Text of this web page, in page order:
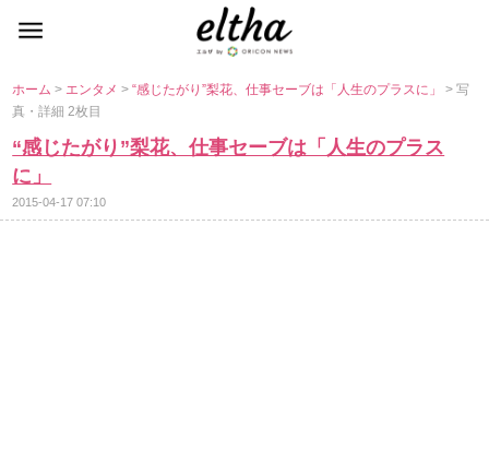
ホーム> エンタメ>“感じたがり”梨花、仕事セーブは「人生のプラスに」> 写
真・詳細 2枚目
“感じたがり”梨花、仕事セーブは「人生のプラス
に」
2015-04-17 07:10